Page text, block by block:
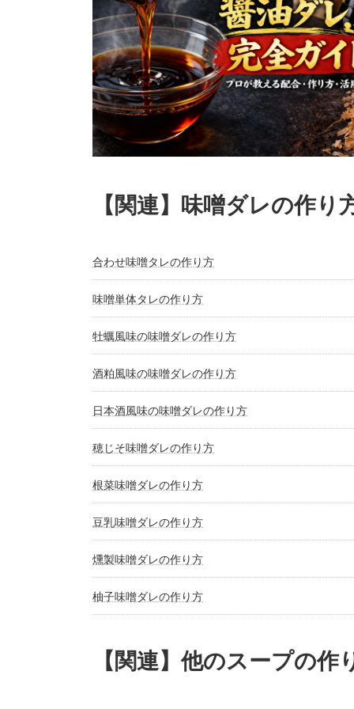
【関連】 味噌ダレの作り
合わせ味噌タレの作り方
味噌単体タレの作り方
牡蠣風味の味噌ダレの作り方
酒粕風味の味噌ダレの作り方
日本酒風味の味噌ダレの作り方
穂じそ味噌ダレの作り方
根菜味噌ダレの作り方
豆乳味噌ダレの作り方
燻製味噌ダレの作り方
柚子味噌ダレの作り方
【関連】他のスープの作